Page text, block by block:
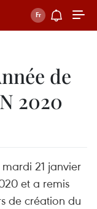
de
2020
21 janvier
et a remis
de création du